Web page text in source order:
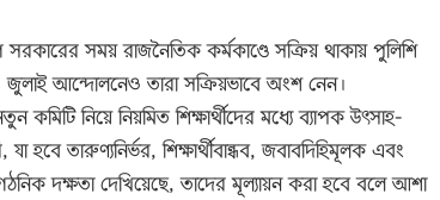
সময় রাজনৈতিক কর্মকাণ্ডে সক্রিয় থাকায় পুলিশি
জুলাই আন্দোলনেও তারা সক্রিয়ভাবে অংশ নেন।
কমিটি নিয়ে নিয়মিত শিক্ষার্থীদের মধ্যে ব্যাপক উৎসাহ-
হবে তারুণ্যনির্ভর, শিক্ষার্থীবান্ধব, জবাবদিহিমূলক এবং
দক্ষতা দেখিয়েছে, তাদের মূল্যায়ন করা হবে বলে আশা